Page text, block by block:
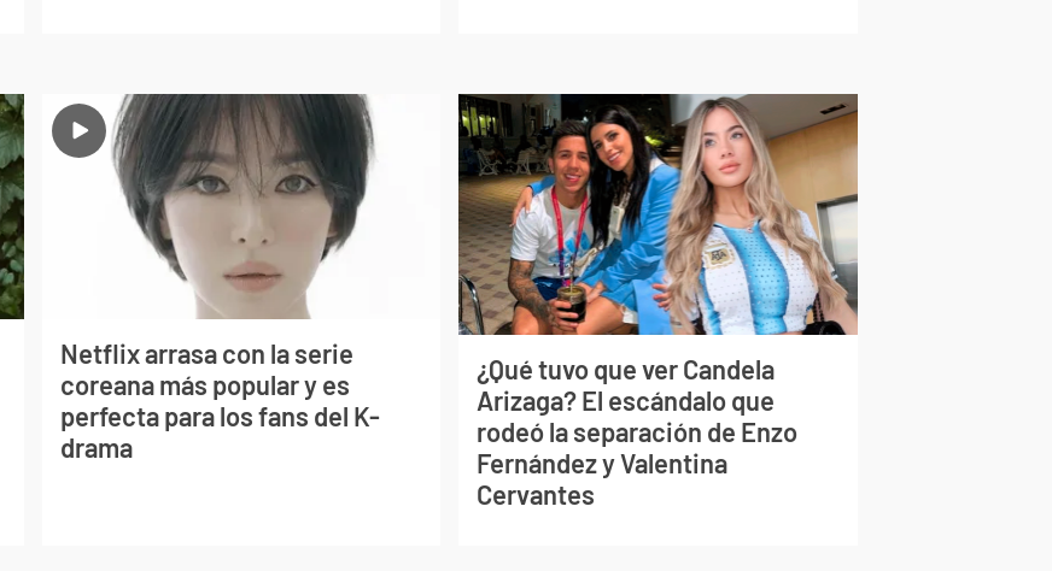
Netflix arrasa con la serie
coreana más popular y es
perfecta para los fans del K-
drama
¿Qué tuvo que ver Candela
Arizaga? El escándalo que
rodeó la separación de Enzo
Fernández y Valentina
Cervantes